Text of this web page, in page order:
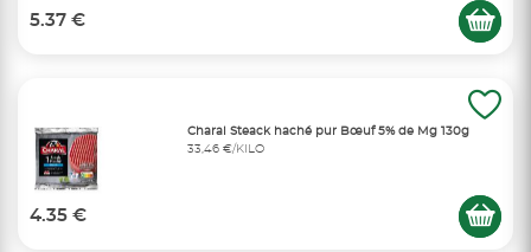
5.37 €
Charal Steack haché pur Bœuf 5% de Mg 130g
33,46 €/KILO
4.35 €